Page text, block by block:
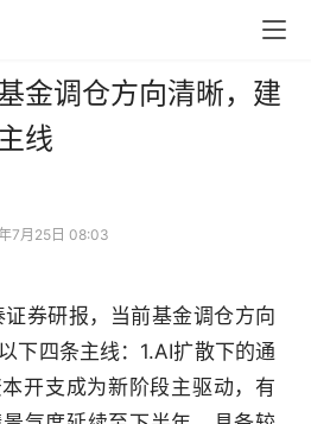
金调仓方向清晰，建
线
7月25日 08:03
券研报，当前基金调仓方向
下四条主线：1.AI扩散下的通
开支成为新阶段主驱动，有